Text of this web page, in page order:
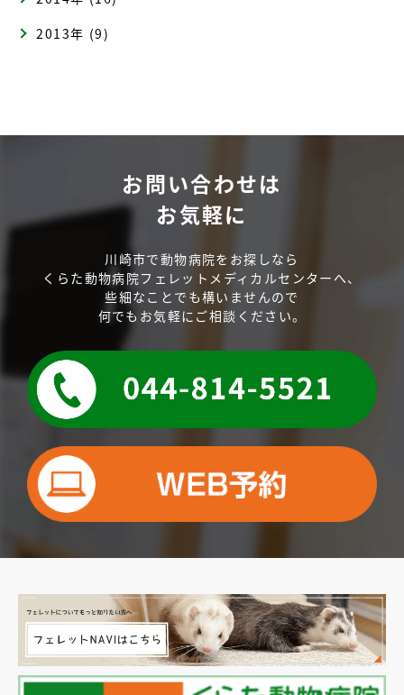
2013年 (9)
お問い合わせは
お気軽に
川崎市で動物病院をお探しなら
くらた動物病院フェレットメディカルセンターへ、
些細なことでも構いませんので
何でもお気軽にご相談ください。